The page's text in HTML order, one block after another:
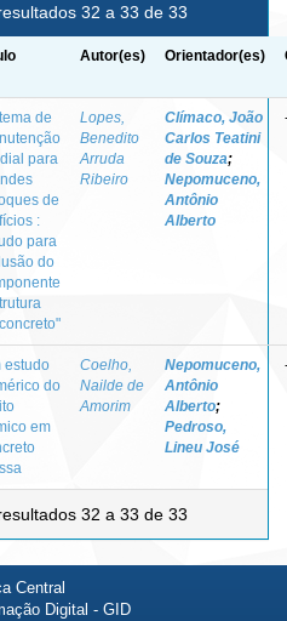
32 a 33 de 33
Autor(es) Orientador(es)
de
para
de
:
para
do
Lopes,
Benedito
Arruda
Ribeiro
Clímaco, João
Carlos Teatini
de Souza;
Nepomuceno,
Antônio
Alberto
estudo
do
em
Coelho,
Nailde de
Amorim
Nepomuceno,
Antônio
Alberto;
Pedroso,
Lineu José
32 a 33 de 33
Central
Digital - GID